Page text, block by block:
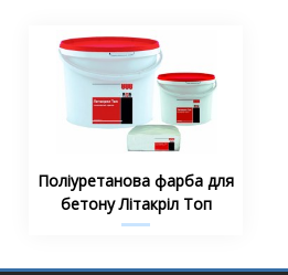
Поліуретанова фарба для
бетону Літакріл Топ